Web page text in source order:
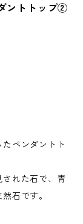
ントトップ②
ペンダントト
れた石で、青
石です。